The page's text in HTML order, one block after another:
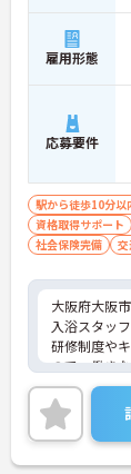
雇用形態
応募要件
駅から徒歩10分以
資格取得サポート
社会保険完備
大阪府大阪
入浴スタッ
研修制度や
ので、働き
すすめです！
また、未経
い方も大歓
ご興味のあ
に詳細をお